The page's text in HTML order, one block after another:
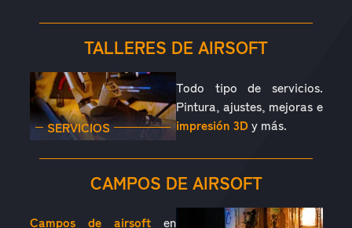
TALLERES DE AIRSOFT
SERVICIOS
Todo tipo de servicios.
Pintura, ajustes, mejoras e
impresión 3D y más.
CAMPOS DE AIRSOFT
Campos de airsoften